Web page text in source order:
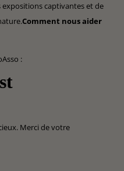
captivantes et de
Comment nous aider
:
Merci de votre